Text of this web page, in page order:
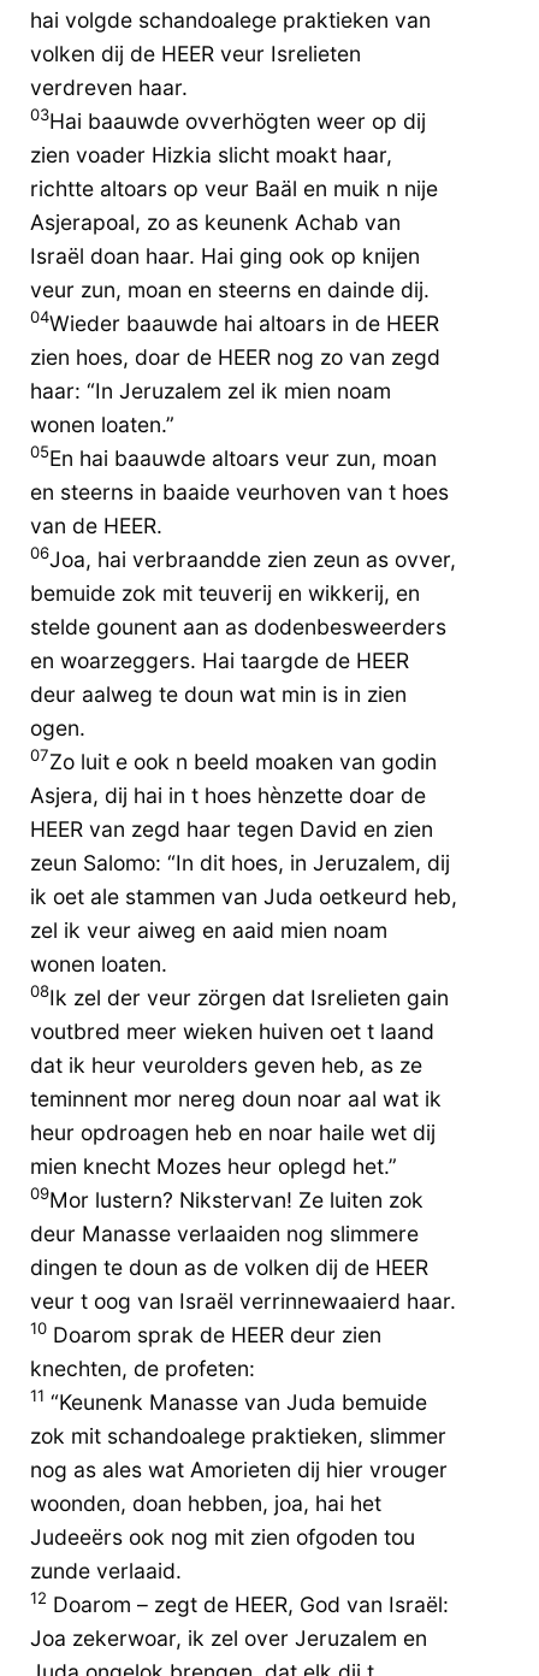
hai volgde schandoalege praktieken van
volken dij de HEER veur Isrelieten
verdreven haar.
03Hai baauwde ovverhögten weer op dij
zien voader Hizkia slicht moakt haar,
richtte altoars op veur Baäl en muik n nije
Asjerapoal, zo as keunenk Achab van
Israël doan haar. Hai ging ook op knijen
veur zun, moan en steerns en dainde dij.
04Wieder baauwde hai altoars in de HEER
zien hoes, doar de HEER nog zo van zegd
haar: “In Jeruzalem zel ik mien noam
wonen loaten.”
05En hai baauwde altoars veur zun, moan
en steerns in baaide veurhoven van t hoes
van de HEER.
06Joa, hai verbraandde zien zeun as ovver,
bemuide zok mit teuverij en wikkerij, en
stelde gounent aan as dodenbesweerders
en woarzeggers. Hai taargde de HEER
deur aalweg te doun wat min is in zien
ogen.
07Zo luit e ook n beeld moaken van godin
Asjera, dij hai in t hoes hènzette doar de
HEER van zegd haar tegen David en zien
zeun Salomo: “In dit hoes, in Jeruzalem, dij
ik oet ale stammen van Juda oetkeurd heb,
zel ik veur aiweg en aaid mien noam
wonen loaten.
08Ik zel der veur zörgen dat Isrelieten gain
voutbred meer wieken huiven oet t laand
dat ik heur veurolders geven heb, as ze
teminnent mor nereg doun noar aal wat ik
heur opdroagen heb en noar haile wet dij
mien knecht Mozes heur oplegd het.”
09Mor lustern? Nikstervan! Ze luiten zok
deur Manasse verlaaiden nog slimmere
dingen te doun as de volken dij de HEER
veur t oog van Israël verrinnewaaierd haar.
10 Doarom sprak de HEER deur zien
knechten, de profeten:
11 “Keunenk Manasse van Juda bemuide
zok mit schandoalege praktieken, slimmer
nog as ales wat Amorieten dij hier vrouger
woonden, doan hebben, joa, hai het
Judeeërs ook nog mit zien ofgoden tou
zunde verlaaid.
12 Doarom – zegt de HEER, God van Israël:
Joa zekerwoar, ik zel over Jeruzalem en